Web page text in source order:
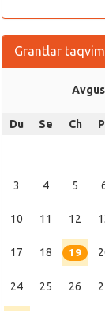
Grantlar
Du Se Ch
3 4 5
10 11 12
17 18 19
24 25 26